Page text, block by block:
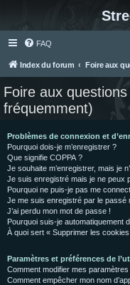
FAQ
Index du forum Foire aux
Foire aux
fréquemment)
Problèmes de connexion et
Pourquoi dois-je m’enregistrer ?
Que signifie COPPA ?
Je souhaite m’enregistrer, mais je
Je suis enregistré mais je ne peux
Pourquoi ne puis-je pas me
Je me suis enregistré par le passé
J’ai perdu mon mot de passe !
Pourquoi suis-je automatiquement
À quoi sert « Supprimer les
Paramètres et préférences de
Comment modifier mes paramètres
Comment empêcher mon nom